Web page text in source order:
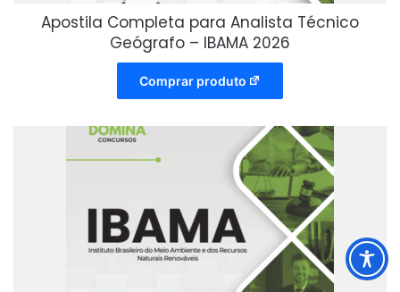
Apostila Completa para Analista Técnico
Geógrafo – IBAMA 2026
Comprar produto